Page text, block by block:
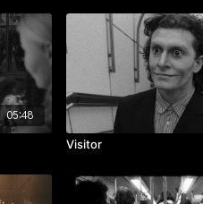
05:48
Visitor